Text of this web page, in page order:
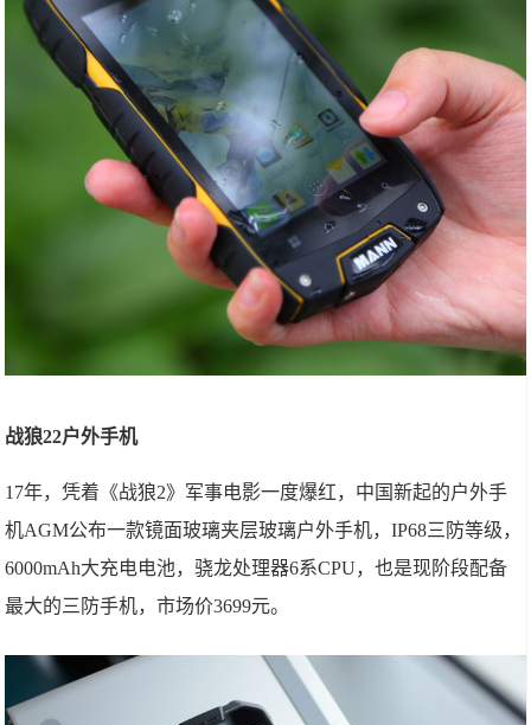
战狼22户外手机
17年，凭着《战狼2》军事电影一度爆红，中国新起的户外手
机AGM公布一款镜面玻璃夹层玻璃户外手机，IP68三防等级，
6000mAh大充电电池，骁龙处理器6系CPU，也是现阶段配备
最大的三防手机，市场价3699元。